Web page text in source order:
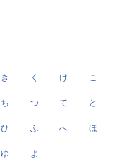
き く け こ
ち つ て と
ひ ふ へ ほ
ゆ よ